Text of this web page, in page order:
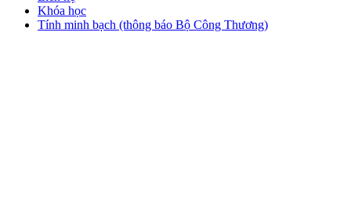
Khóa học
Tính minh bạch (thông báo Bộ Công Thương)